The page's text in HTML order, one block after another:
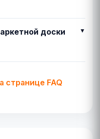
доски
странице FAQ